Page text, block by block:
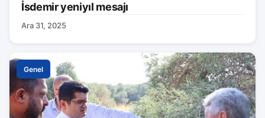
İsdemir yeniyıl mesajı
Ara 31, 2025
Genel